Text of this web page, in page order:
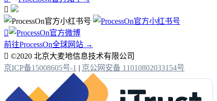


前往ProcessOn全球网站 →
 ©2020 北京大麦地信息技术有限公司
京ICP备15008605号-1 | 京公网安备 11010802033154号